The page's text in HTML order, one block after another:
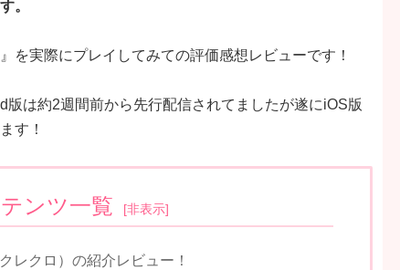
。
を実際にプレイしてみての評価感想レビューです！
版は約2週間前から先行配信されてましたが遂にiOS版
す！
ンツ一覧 [非表示]
レクロ）の紹介レビュー！